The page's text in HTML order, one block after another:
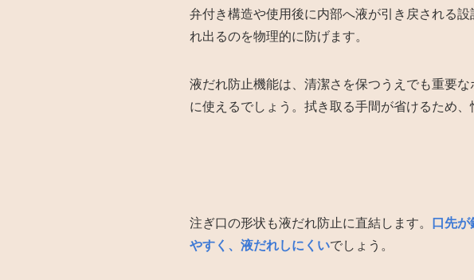
弁付き構造や使用後に内部へ液が引き戻される
れ出るのを物理的に防げます。
液だれ防止機能は、清潔さを保つうえでも重要
に使えるでしょう。拭き取る手間が省けるため、
注ぎ口の形状も液だれ防止に直結します。
口先
やすく、液だれしにくいでしょう。